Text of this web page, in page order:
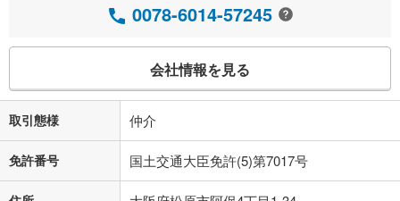
0078-6014-57245
会社情報を見る
取引態様 仲介
免許番号 国土交通大臣免許(5)第7017号